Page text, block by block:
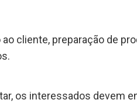
cliente, preparação de
os interessados devem